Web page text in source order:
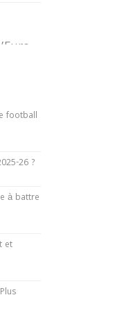
football
26 ?
à battre
et